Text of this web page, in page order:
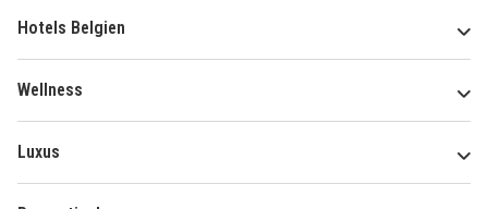
Hotels Belgien
Wellness
Luxus